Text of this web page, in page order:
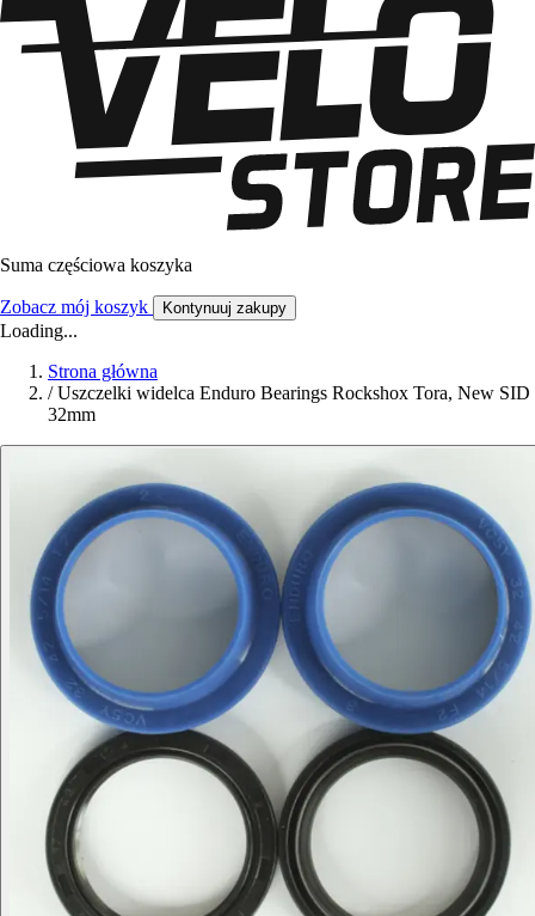
Suma częściowa koszyka
Zobacz mój koszyk Kontynuuj zakupy
Loading...
Strona główna
/ Uszczelki widelca Enduro Bearings Rockshox Tora, New SID
32mm